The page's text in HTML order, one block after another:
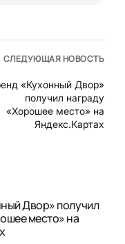
СЛЕДУЮЩАЯ НОВОСТЬ
«Кухонный Двор»
получил награду
«Хорошее место» на
Яндекс.Картах
Двор» получил
место» на